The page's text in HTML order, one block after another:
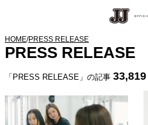
HOME/PRESS RELEASE
PRESS RELEASE
「PRESS RELEASE」の記事 33,819